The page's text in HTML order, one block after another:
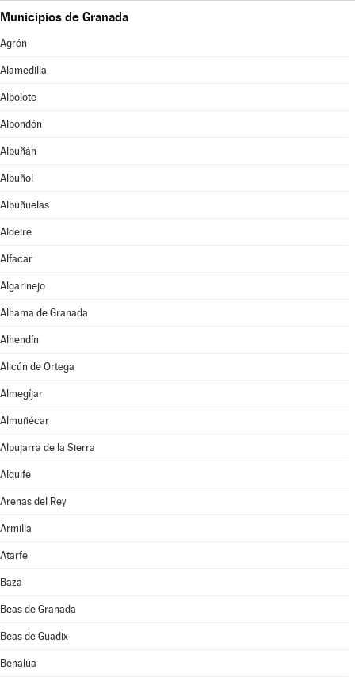
Municipios de Granada
Agrón
Alamedilla
Albolote
Albondón
Albuñán
Albuñol
Albuñuelas
Aldeire
Alfacar
Algarinejo
Alhama de Granada
Alhendín
Alicún de Ortega
Almegíjar
Almuñécar
Alpujarra de la Sierra
Alquife
Arenas del Rey
Armilla
Atarfe
Baza
Beas de Granada
Beas de Guadix
Benalúa